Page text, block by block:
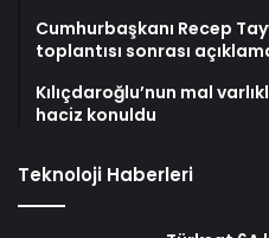
Cumhurbaşkanı Recep
toplantısı sonrası
Kılıçdaroğlu’nun mal
haciz konuldu
Teknoloji Haberleri